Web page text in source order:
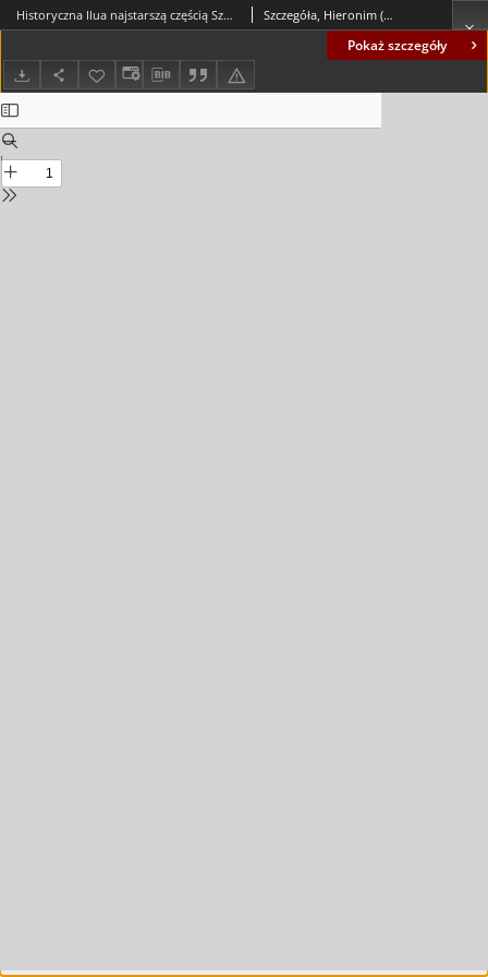
Pokaż szczegóły
Historyczna Ilua najstarszą częścią Szprotawy Szczegóła, Hieronim (1931-)